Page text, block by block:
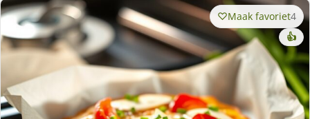
Maak favoriet4
👍